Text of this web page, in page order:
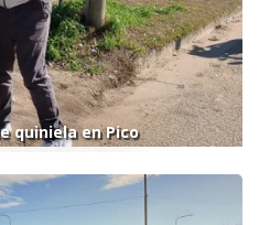
quiniela en Pico